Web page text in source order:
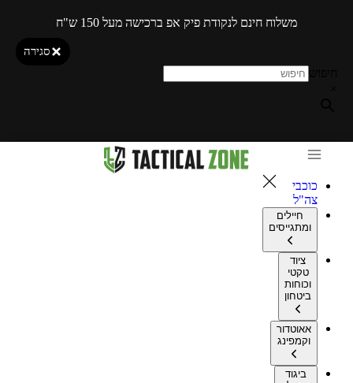
משלוח חינם לנקודת פיק אפ ברכישה מעל 150 ש"ח
סגירה
כוכבי
צה"ל
חיילים
ומתגייסים
ציוד
טקטי
וכוחות
ביטחון
אאוטדור
וקמפינג
ביגוד